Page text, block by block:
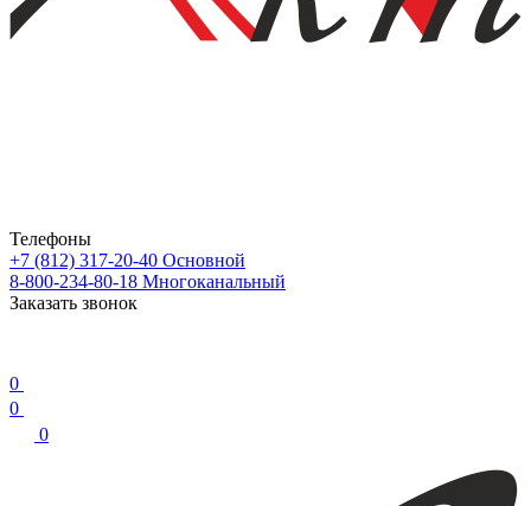
Телефоны
+7 (812) 317-20-40 Основной
8-800-234-80-18 Многоканальный
Заказать звонок
0
0
0